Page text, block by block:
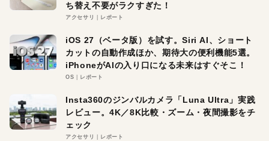
ち替え不要がラクすぎた！
アクセサリ レポート
iOS 27（ベータ版）を試す。Siri AI、ショート
カットの自動作成ほか、期待大の便利機能5選。
iPhoneがAIの入り口になる未来はすぐそこ！
OS レポート
Insta360のジンバルカメラ「Luna Ultra」実践
レビュー。4K／8K比較・ズーム・夜間撮影をチ
ェック
アクセサリ レポート